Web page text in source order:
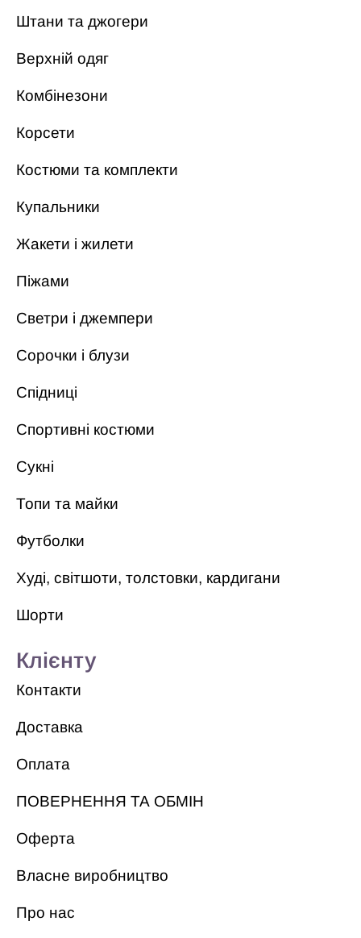
Штани та джогери
Верхній одяг
Комбінезони
Корсети
Костюми та комплекти
Купальники
Жакети і жилети
Піжами
Светри і джемпери
Сорочки і блузи
Спідниці
Спортивні костюми
Сукні
Топи та майки
Футболки
Худі, світшоти, толстовки, кардигани
Шорти
Клієнту
Контакти
Доставка
Оплата
ПОВЕРНЕННЯ ТА ОБМІН
Оферта
Власне виробництво
Про нас